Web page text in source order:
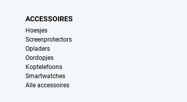
ACCESSOIRES
Hoesjes
Screenprotectors
Opladers
Oordopjes
Koptelefoons
Smartwatches
Alle accessoires